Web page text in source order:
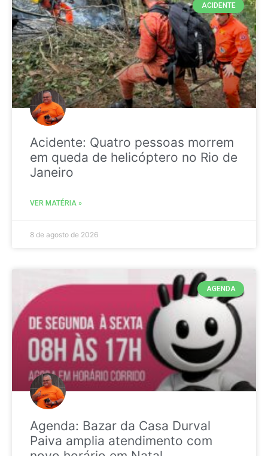
ACIDENTE
Acidente: Quatro pessoas morrem
em queda de helicóptero no Rio de
Janeiro
VER MATÉRIA »
8 de agosto de 2026
AGENDA
Agenda: Bazar da Casa Durval
Paiva amplia atendimento com